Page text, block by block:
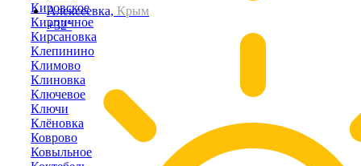
Алексеевка, Крым
+32°
Кировское
Кирпичное
Кирсановка
Клепинино
Климово
Клиновка
Ключевое
Ключи
Клёновка
Коврово
Ковыльное